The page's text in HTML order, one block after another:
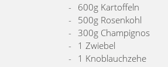
600g Kartoffeln
500g Rosenkohl
300g Champignos
1 Zwiebel
1 Knoblauchzehe